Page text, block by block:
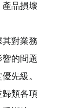
品損壞
對業務
的問題
先級。
類各項